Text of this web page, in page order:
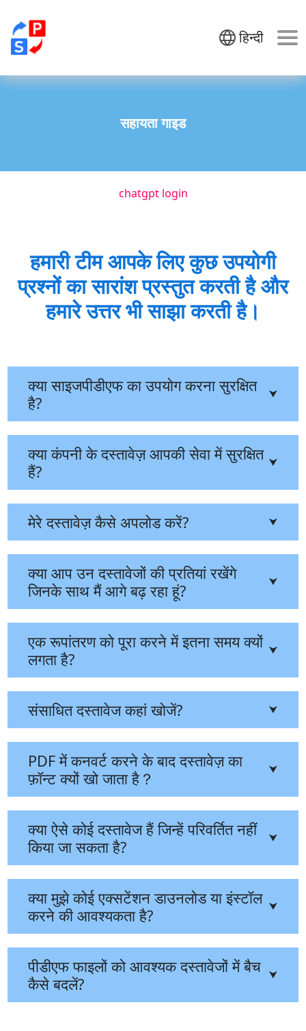
हिन्दी
सहायता गाइड
chatgpt login
हमारी टीम आपके लिए कुछ उपयोगी
प्रश्नों का सारांश प्रस्तुत करती है और
हमारे उत्तर भी साझा करती है।
क्या साइजपीडीएफ का उपयोग करना सुरक्षित
है?
⮟
क्या कंपनी के दस्तावेज़ आपकी सेवा में सुरक्षित
हैं?
⮟
मेरे दस्तावेज़ कैसे अपलोड करें? ⮟
क्या आप उन दस्तावेजों की प्रतियां रखेंगे
जिनके साथ मैं आगे बढ़ रहा हूं?
⮟
एक रूपांतरण को पूरा करने में इतना समय क्यों
लगता है?
⮟
संसाधित दस्तावेज कहां खोजें? ⮟
PDF में कनवर्ट करने के बाद दस्तावेज़ का
फ़ॉन्ट क्यों खो जाता है？
⮟
क्या ऐसे कोई दस्तावेज हैं जिन्हें परिवर्तित नहीं
किया जा सकता है?
⮟
क्या मुझे कोई एक्सटेंशन डाउनलोड या इंस्टॉल
करने की आवश्यकता है?
⮟
पीडीएफ फाइलों को आवश्यक दस्तावेजों में बैच
कैसे बदलें?
⮟